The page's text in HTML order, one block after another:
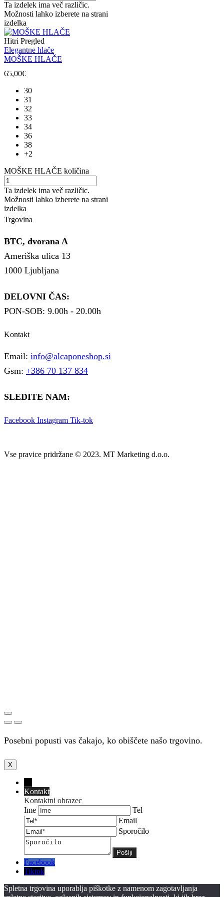
Ta izdelek ima več različic.
Možnosti lahko izberete na strani
izdelka
Hitri Pregled
Elegantne hlače
MOŠKE HLAČE
65,00€
30
31
32
33
34
36
38
+2
MOŠKE HLAČE količina
Ta izdelek ima več različic.
Možnosti lahko izberete na strani
izdelka
Trgovina
BTC, dvorana A
Ameriška ulica 13
1000 Ljubljana
DELOVNI ČAS:
PON-SOB: 9.00h - 20.00h
Kontakt
Email: info@alcaponeshop.si
Gsm: +386 70 137 834
SLEDITE NAM:
Facebook Instagram Tik-tok
Vse pravice pridržane © 2023. MT Marketing d.o.o.
Posebni popusti vas čakajo, ko obiščete našo trgovino.
X
Kontakt
Kontaktni obrazec
Ime
Tel
Email
Sporočilo
Facebook
Tiktok
Spletna trgovina uporablja piškotke z namenom zagotavljanja